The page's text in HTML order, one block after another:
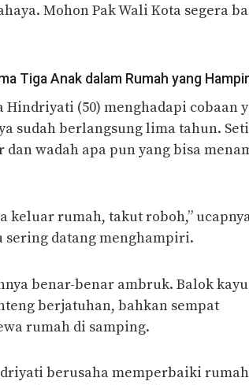
Mohon Pak Wali Kota segera
Tiga Anak dalam Rumah yang
(50) menghadapi cobaan
sudah berlangsung lima tahun.
wadah apa pun yang bisa
keluar rumah, takut roboh,”
sering datang menghampiri.
benar-benar ambruk. Balok
berjatuhan, bahkan sempat
rumah di samping.
berusaha memperbaiki